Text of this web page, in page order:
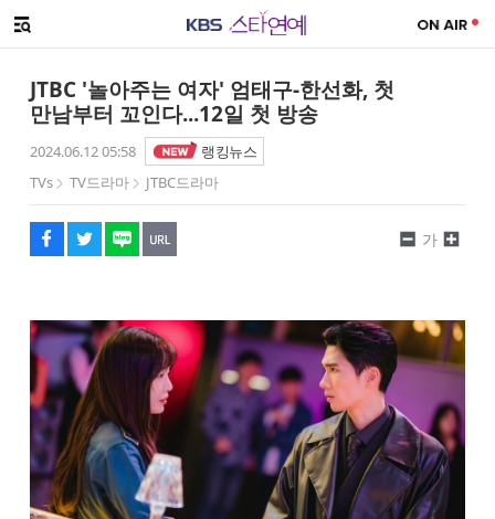
메뉴 열기
JTBC '놀아주는 여자' 엄태구-한선화, 첫
만남부터 꼬인다...12일 첫 방송
2024.06.12 05:58
랭킹뉴스
TVs
TV드라마 JTBC드라마
페이스북
트위터
네이버
URL복사
글씨 작게보기
가
글씨 크게보기
해시태그